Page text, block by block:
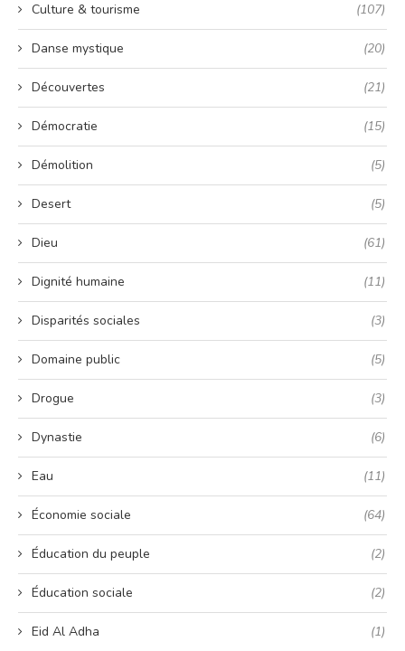
Culture & tourisme (107)
Danse mystique (20)
Découvertes (21)
Démocratie (15)
Démolition (5)
Desert (5)
Dieu (61)
Dignité humaine (11)
Disparités sociales (3)
Domaine public (5)
Drogue (3)
Dynastie (6)
Eau (11)
Économie sociale (64)
Éducation du peuple (2)
Éducation sociale (2)
Eid Al Adha (1)